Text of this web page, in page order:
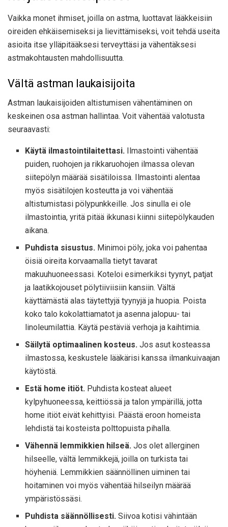
Vaikka monet ihmiset, joilla on astma, luottavat lääkkeisiin
oireiden ehkäisemiseksi ja lievittämiseksi, voit tehdä useita
asioita itse ylläpitääksesi terveyttäsi ja vähentäksesi
astmakohtausten mahdollisuutta.
Vältä astman laukaisijoita
Astman laukaisijoiden altistumisen vähentäminen on
keskeinen osa astman hallintaa. Voit vähentää valotusta
seuraavasti:
Käytä ilmastointilaitettasi. Ilmastointi vähentää
puiden, ruohojen ja rikkaruohojen ilmassa olevan
siitepölyn määrää sisätiloissa. Ilmastointi alentaa
myös sisätilojen kosteutta ja voi vähentää
altistumistasi pölypunkkeille. Jos sinulla ei ole
ilmastointia, yritä pitää ikkunasi kiinni siitepölykauden
aikana.
Puhdista sisustus. Minimoi pöly, joka voi pahentaa
öisiä oireita korvaamalla tietyt tavarat
makuuhuoneessasi. Koteloi esimerkiksi tyynyt, patjat
ja laatikkojouset pölytiiviisiin kansiin. Vältä
käyttämästä alas täytettyjä tyynyjä ja huopia. Poista
koko talo kokolattiamatot ja asenna jalopuu- tai
linoleumilattia. Käytä pestäviä verhoja ja kaihtimia.
Säilytä optimaalinen kosteus. Jos asut kosteassa
ilmastossa, keskustele lääkärisi kanssa ilmankuivaajan
käytöstä.
Estä home itiöt. Puhdista kosteat alueet
kylpyhuoneessa, keittiössä ja talon ympärillä, jotta
home itiöt eivät kehittyisi. Päästä eroon homeista
lehdistä tai kosteista polttopuista pihalla.
Vähennä lemmikkien hilseä. Jos olet allerginen
hilseelle, vältä lemmikkejä, joilla on turkista tai
höyheniä. Lemmikkien säännöllinen uiminen tai
hoitaminen voi myös vähentää hilseilyn määrää
ympäristössäsi.
Puhdista säännöllisesti. Siivoa kotisi vähintään